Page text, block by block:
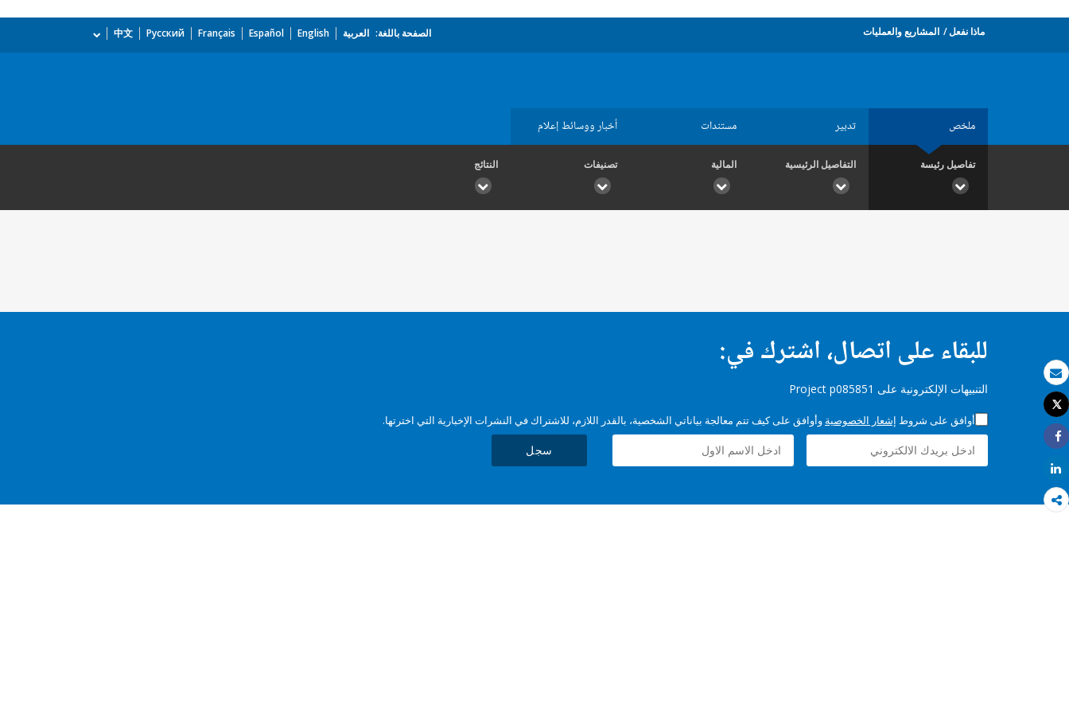
بريد الكتروني
طباعة
Tweet
Share
Share
ماذا نفعل المشاريع والعمليات الصفحة باللغة: العربية English
Español
Français
Русский
中文
ملخص تدبير مستندات أخبار ووسائط إعلام
تفاصيل رئيسة التفاصيل الرئيسية المالية تصنيفات النتائج
للبقاء على اتصال، اشترك في:
التنبيهات الإلكترونية على Project p085851
أوافق على شروط إشعار الخصوصية وأوافق على كيف تتم معالجة بياناتي الشخصية، بالقدر اللازم، للاشتراك في النشرات الإخبارية التي اخترتها.
سجل